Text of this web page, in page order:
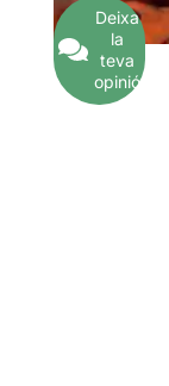
Deixa
la
teva
opinió